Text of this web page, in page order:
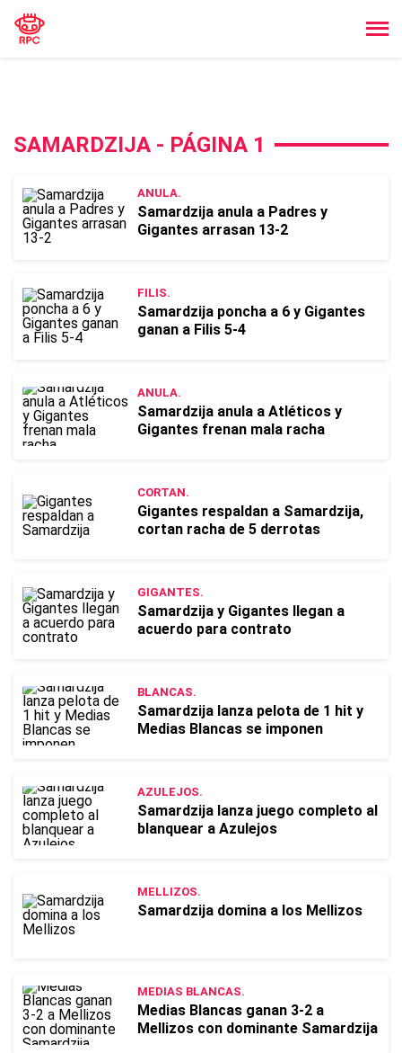
SAMARDZIJA - PÁGINA 1
ANULA.
Samardzija anula a Padres y
Gigantes arrasan 13-2
FILIS.
Samardzija poncha a 6 y Gigantes
ganan a Filis 5-4
ANULA.
Samardzija anula a Atléticos y
Gigantes frenan mala racha
CORTAN.
Gigantes respaldan a Samardzija,
cortan racha de 5 derrotas
GIGANTES.
Samardzija y Gigantes llegan a
acuerdo para contrato
BLANCAS.
Samardzija lanza pelota de 1 hit y
Medias Blancas se imponen
AZULEJOS.
Samardzija lanza juego completo al
blanquear a Azulejos
MELLIZOS.
Samardzija domina a los Mellizos
MEDIAS BLANCAS.
Medias Blancas ganan 3-2 a
Mellizos con dominante Samardzija